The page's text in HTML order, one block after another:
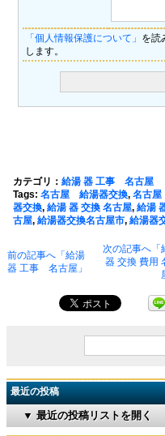
「個人情報保護について」 を読
します。
カテゴリ： 給湯 器 工事 名古屋
Tags: 名古屋 給湯器交換, 名古
器交換, 給湯 器 交換 名古屋, 給湯
古屋, 給湯器交換名古屋市, 給湯器
前の記事へ「給湯
器 工事 名古屋」
次の記事へ「
器 交換 費用
最近の投稿
▼ 最近の投稿リストを開く